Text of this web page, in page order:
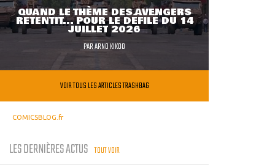
QUAND LE THÈME DES AVENGERS
RETENTIT... POUR LE DÉFILÉ DU 14
JUILLET 2026
PARARNO KIKOO
VOIR TOUS LES ARTICLES TRASHBAG
COMICSBLOG.fr
LES DERNIÈRES ACTUS TOUT VOIR